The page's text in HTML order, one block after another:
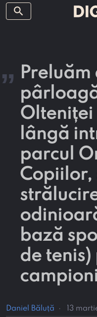
search
„
Olteniței
lângă
parcul
Copiilor,
bază
de tenis)
Daniel Băluță · 13